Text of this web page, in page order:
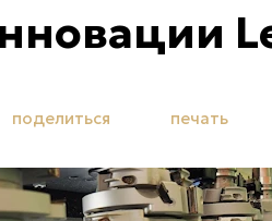
поделиться печать